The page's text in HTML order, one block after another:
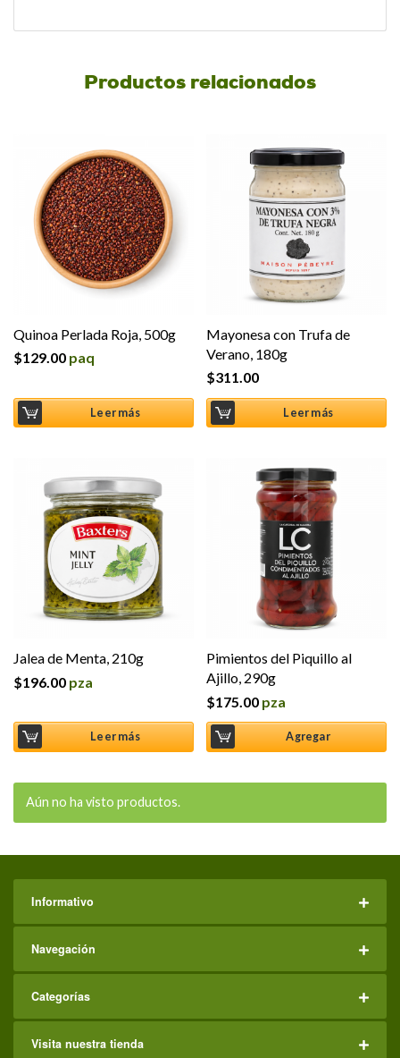
Productos relacionados
Quinoa Perlada Roja, 500g
$129.00 paq
Leer más
Mayonesa con Trufa de
Verano, 180g
$311.00
Leer más
Jalea de Menta, 210g
$196.00 pza
Leer más
Pimientos del Piquillo al
Ajillo, 290g
$175.00 pza
Agregar
Aún no ha visto productos.
Informativo
Navegación
Categorías
Visita nuestra tienda